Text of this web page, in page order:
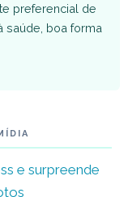
preferencial de
saúde, boa forma
e surpreende